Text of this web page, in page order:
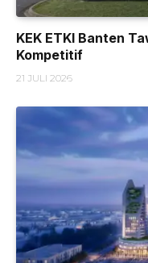
KEK ETKI Banten
Kompetitif
21 JULI 2026